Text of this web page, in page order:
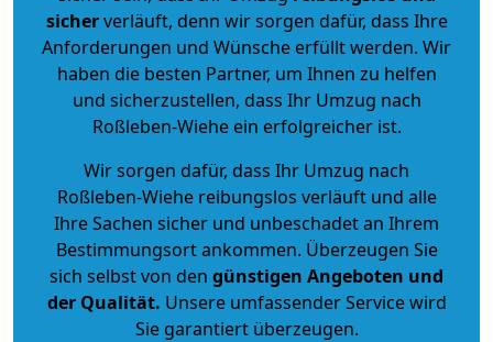
sicherverläuft, denn wir sorgen dafür, dass Ihre
Anforderungen und Wünsche erfüllt werden. Wir
haben die besten Partner, um Ihnen zu helfen
und sicherzustellen, dass Ihr Umzug nach
Roßleben-Wiehe ein erfolgreicher ist.
Wir sorgen dafür, dass Ihr Umzug nach
Roßleben-Wiehe reibungslos verläuft und alle
Ihre Sachen sicher und unbeschadet an Ihrem
Bestimmungsort ankommen. Überzeugen Sie
sich selbst von den günstigen Angeboten und
der Qualität. Unsere umfassender Service wird
Sie garantiert überzeugen.